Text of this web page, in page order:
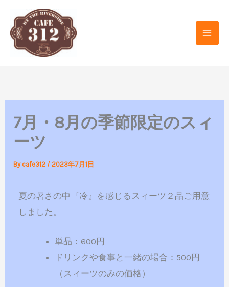
プ
7月・8月の季節限定のスィ
ーツ
By cafe312 /2023年7月1日
夏の暑さの中『冷』を感じるスィーツ２品ご用意
しました。
単品：600円
ドリンクや食事と一緒の場合：500円
（スィーツのみの価格）